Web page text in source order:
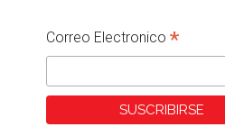
Correo Electronico *